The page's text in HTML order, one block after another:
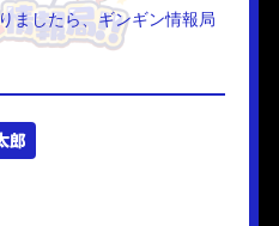
ましたら、ギンギン情報局
郎